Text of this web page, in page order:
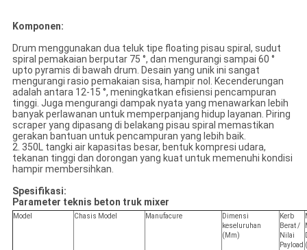
Komponen:
Drum menggunakan dua teluk tipe floating pisau spiral, sudut
spiral pemakaian berputar 75 °, dan mengurangi sampai 60 °
upto pyramis di bawah drum. Desain yang unik ini sangat
mengurangi rasio pemakaian sisa, hampir nol. Kecenderungan
adalah antara 12-15 °, meningkatkan efisiensi pencampuran
tinggi. Juga mengurangi dampak nyata yang menawarkan lebih
banyak perlawanan untuk memperpanjang hidup layanan. Piring
scraper yang dipasang di belakang pisau spiral memastikan
gerakan bantuan untuk pencampuran yang lebih baik.
2. 350L tangki air kapasitas besar, bentuk kompresi udara,
tekanan tinggi dan dorongan yang kuat untuk memenuhi kondisi
hampir membersihkan.
Spesifikasi:
Parameter teknis beton truk mixer
Model Chasis Model Manufacure
Dimensi
keseluruhan
(Mm)
Kerb
Berat /
Nilai
Payload